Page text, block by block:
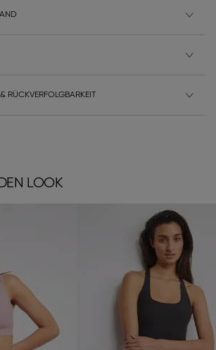
RÜCKVERFOLGBARKEIT
LOOK